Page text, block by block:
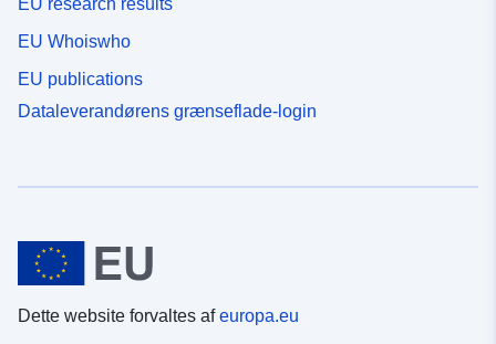
EU research results
EU Whoiswho
EU publications
Dataleverandørens grænseflade-login
Dette website forvaltes afeuropa.eu